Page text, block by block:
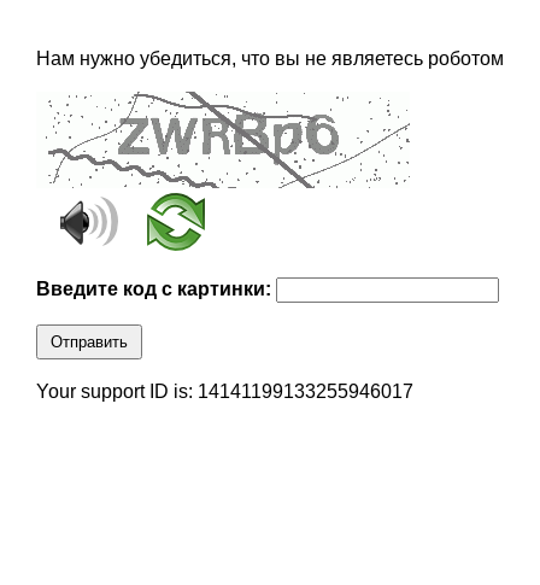
Нам нужно убедиться, что вы не являетесь роботом
Введите код с картинки:
Отправить
Your support ID is: 14141199133255946017